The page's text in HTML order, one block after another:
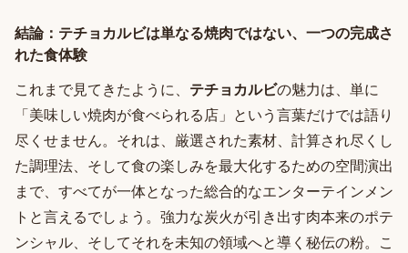
結論：テチョカルビは単なる焼肉ではない、一つの完成さ
れた食体験
これまで見てきたように、 テチョカルビの魅力は、単に
「美味しい焼肉が食べられる店」という言葉だけでは語り
尽くせません。それは、厳選された素材、計算され尽くし
た調理法、そして食の楽しみを最大化するための空間演出
まで、すべてが一体となった総合的なエンターテインメン
トと言えるでしょう。強力な炭火が引き出す肉本来のポテ
ンシャル、そしてそれを未知の領域へと導く秘伝の粉。こ